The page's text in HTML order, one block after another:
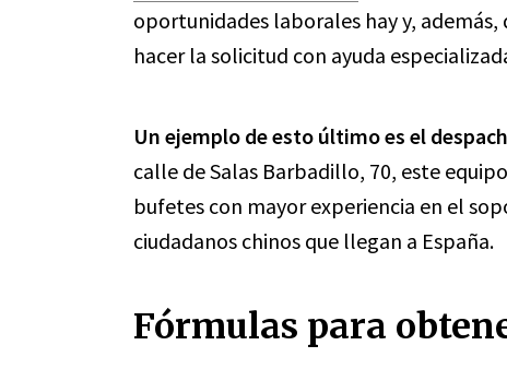
oportunidades laborales hay y,
hacer la solicitud con ayuda
Un ejemplo de esto último es el
calle de Salas Barbadillo, 70, este
bufetes con mayor experiencia en el
ciudadanos chinos que llegan a España.
Fórmulas para